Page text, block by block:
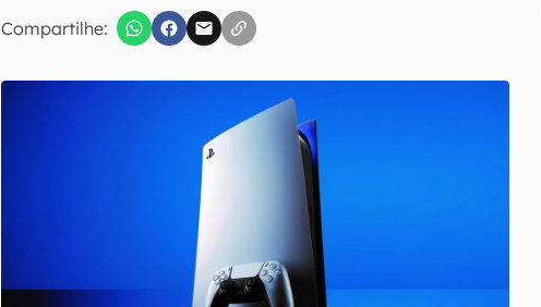
Compartilhe:
Confirmo que li, aceito e concordo com os